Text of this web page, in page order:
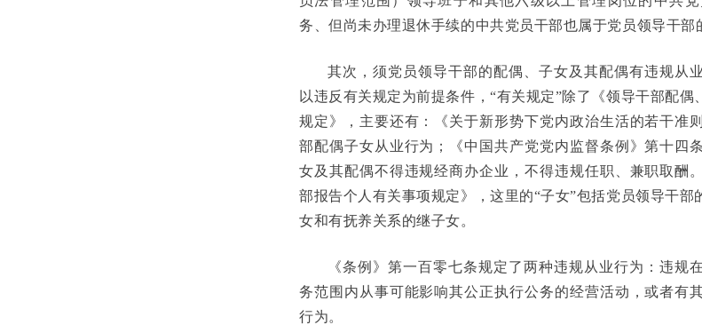
务、但尚未办理退休手续的中共党员干部也属于党员领导干部
其次，须党员领导干部的配偶、子女及其配偶有违规从
以违反有关规定为前提条件，“有关规定”除了《领导干部配
规定》，主要还有：《关于新形势下党内政治生活的若干准
部配偶子女从业行为；《中国共产党党内监督条例》第十四
女及其配偶不得违规经商办企业，不得违规任职、兼职取酬
部报告个人有关事项规定》，这里的“子女”包括党员领导干部
女和有抚养关系的继子女。
《条例》第一百零七条规定了两种违规从业行为：违规
务范围内从事可能影响其公正执行公务的经营活动，或者有
行为。